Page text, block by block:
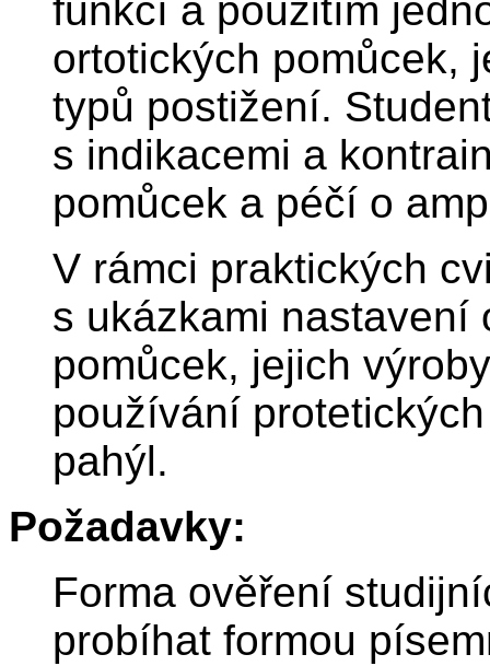
funkcí a použitím
ortotických pomůcek,
typů postižení.
s indikacemi a
pomůcek a péčí o
V rámci praktických
s ukázkami nastavení
pomůcek, jejich
používání
pahýl.
Požadavky:
Forma ověření
probíhat formou